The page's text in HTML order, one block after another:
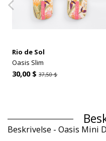
Rio de Sol
Oasis Slim
30,00 $37,50 $
Beskrivelse - Oasis Mini